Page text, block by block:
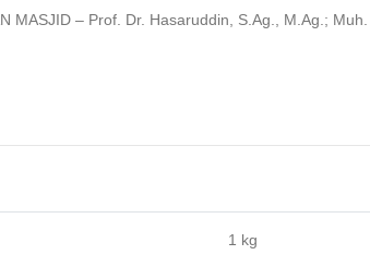
MASJID – Prof. Dr. Hasaruddin, S.Ag., M.Ag.;
1 kg